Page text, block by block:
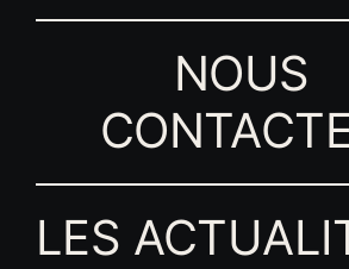
NOUS
LES